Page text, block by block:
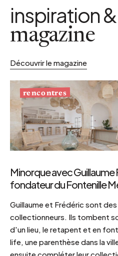
inspiration &
magazine
Découvrir le magazine
rencontres
Minorque avec
fondateur du Fontenille
Guillaume et Frédéric sont des
collectionneurs. Ils tombent
d'un lieu, le retapent et en
life, une parenthèse dans la